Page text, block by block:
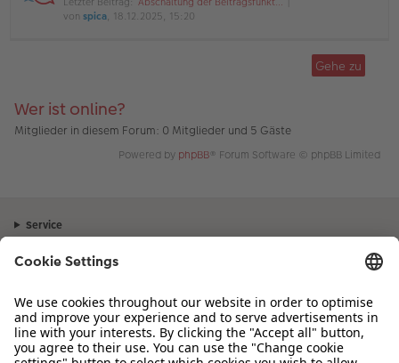
von spica, 18.12.2025, 15:20
Gehe zu
Wer ist online?
Mitglieder in diesem Forum: 0 Mitglieder und 5 Gäste
Powered by phpBB® Forum Software © phpBB Limited
Service
Sortiment